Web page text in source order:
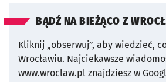
BĄDŹ NA BIEŻĄCO Z
Kliknij „obserwuj”, aby wiedzieć,
Wrocławiu. Najciekawsze
www.wroclaw.pl znajdziesz w